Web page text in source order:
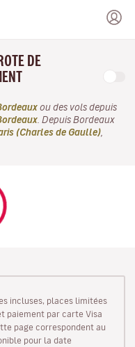
DE
ou des vols depuis
. Depuis Bordeaux
(Charles de Gaulle)
incluses, places limitées
paiement par carte Visa
page correspondent au
pour la date